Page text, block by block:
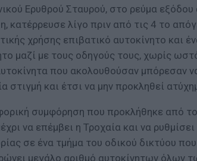
Ερυθρού Σταυρού, στο ρεύμα
κατέρρευσε λίγο πριν από τις 4 το
χρήσης επιβατικό αυτοκίνητο και
μαζί με τους οδηγούς τους, χωρίς
που ακολουθούσαν μπόρεσαν
στιγμή και έτσι να μην προκληθεί
συμφόρηση που προκλήθηκε από
να επέμβει η Τροχαία και να
σε ένα τμήμα του οδικού δικτύου
μεγάλο αριθμό αυτοκίνητων όλων